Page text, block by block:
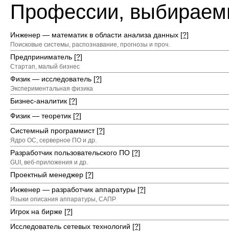
Профессии,
Инженер — математик в области анализа данных [?]
Поисковые системы, распознавание, прогнозы и проч.
Предприниматель [?]
Стартап, малый бизнес
Физик — исследователь [?]
Экспериментальная физика
Бизнес-аналитик [?]
Физик — теоретик [?]
Системный программист [?]
Ядро ОС, серверное ПО и др.
Разработчик пользовательского ПО [?]
GUI, веб-приложения и др.
Проектный менеджер [?]
Инженер — разработчик аппаратуры [?]
Языки описания аппаратуры, САПР
Игрок на бирже [?]
Исследователь сетевых технологий [?]